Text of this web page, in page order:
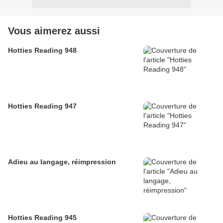
Vous aimerez aussi
Hotties Reading 948
Hotties Reading 947
Adieu au langage, réimpression
Hotties Reading 945